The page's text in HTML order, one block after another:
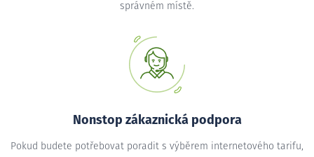
správném místě.
Nonstop zákaznická podpora
Pokud budete potřebovat poradit s výběrem internetového tarifu,